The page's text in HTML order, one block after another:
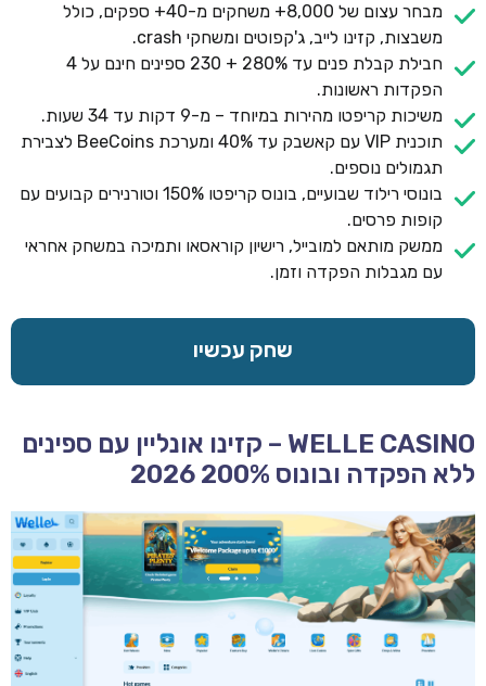
מבחר עצום של 8,000+ משחקים מ-40+ ספקים, כולל
משבצות, קזינו לייב, ג'קפוטים ומשחקי crash.
חבילת קבלת פנים עד 280% + 230 ספינים חינם על 4
הפקדות ראשונות.
משיכות קריפטו מהירות במיוחד – מ-9 דקות עד 34 שעות.
תוכנית VIP עם קאשבק עד 40% ומערכת BeeCoins לצבירת
תגמולים נוספים.
בונוסי רילוד שבועיים, בונוס קריפטו 150% וטורנירים קבועים עם
קופות פרסים.
ממשק מותאם למובייל, רישיון קוראסאו ותמיכה במשחק אחראי
עם מגבלות הפקדה וזמן.
שחק עכשיו
WELLE CASINO – קזינו אונליין עם ספינים
ללא הפקדה ובונוס 200% 2026